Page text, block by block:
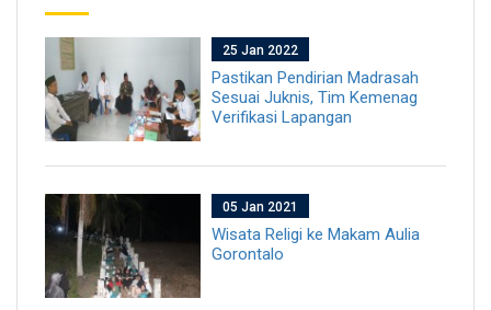
25 Jan 2022
Pastikan Pendirian Madrasah
Sesuai Juknis, Tim Kemenag
Verifikasi Lapangan
05 Jan 2021
Wisata Religi ke Makam Aulia
Gorontalo